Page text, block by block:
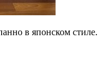
в японском стиле.